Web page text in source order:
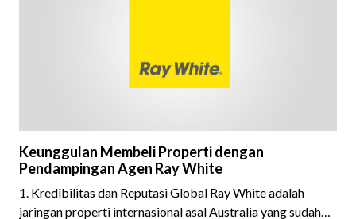
Keunggulan Membeli Properti dengan
Pendampingan Agen Ray White
1. Kredibilitas dan Reputasi Global Ray White adalah
jaringan properti internasional asal Australia yang sudah